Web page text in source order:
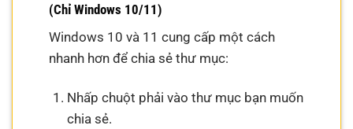
(Chỉ Windows 10/11)
Windows 10 và 11 cung cấp một cách
nhanh hơn để chia sẻ thư mục:
Nhấp chuột phải vào thư mục bạn muốn
chia sẻ.